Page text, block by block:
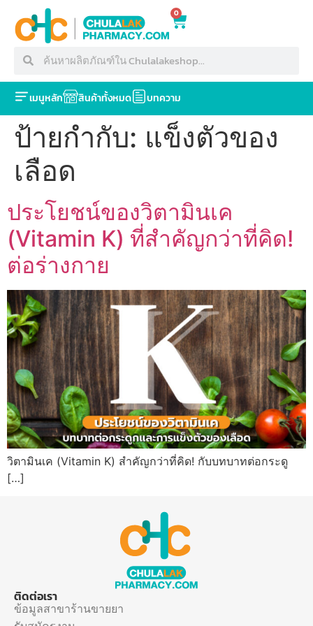
0
เมนูหลัก สินค้าทั้งหมด บทความ
ป้ายกำกับ: แข็งตัวของ
เลือด
ประโยชน์ของวิตามินเค
(Vitamin K) ที่สำคัญกว่าที่คิด!
ต่อร่างกาย
วิตามินเค (Vitamin K) สำคัญกว่าที่คิด! กับบทบาทต่อกระดู
[…]
ติดต่อเรา
ข้อมูลสาขาร้านขายยา